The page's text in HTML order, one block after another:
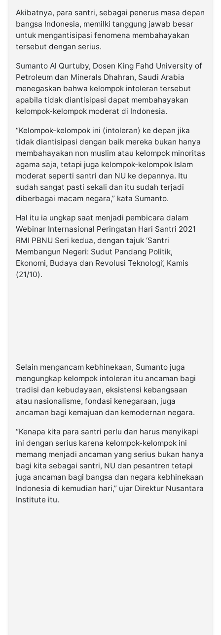
Akibatnya, para santri, sebagai penerus masa depan
bangsa Indonesia, memilki tanggung jawab besar
untuk mengantisipasi fenomena membahayakan
tersebut dengan serius.
Sumanto Al Qurtuby, Dosen King Fahd University of
Petroleum dan Minerals Dhahran, Saudi Arabia
menegaskan bahwa kelompok intoleran tersebut
apabila tidak diantisipasi dapat membahayakan
kelompok-kelompok moderat di Indonesia.
“Kelompok-kelompok ini (intoleran) ke depan jika
tidak diantisipasi dengan baik mereka bukan hanya
membahayakan non muslim atau kelompok minoritas
agama saja, tetapi juga kelompok-kelompok Islam
moderat seperti santri dan NU ke depannya. Itu
sudah sangat pasti sekali dan itu sudah terjadi
diberbagai macam negara,” kata Sumanto.
Hal itu ia ungkap saat menjadi pembicara dalam
Webinar Internasional Peringatan Hari Santri 2021
RMI PBNU Seri kedua, dengan tajuk ‘Santri
Membangun Negeri: Sudut Pandang Politik,
Ekonomi, Budaya dan Revolusi Teknologi’, Kamis
(21/10).
Selain mengancam kebhinekaan, Sumanto juga
mengungkap kelompok intoleran itu ancaman bagi
tradisi dan kebudayaan, eksistensi kebangsaan
atau nasionalisme, fondasi kenegaraan, juga
ancaman bagi kemajuan dan kemodernan negara.
“Kenapa kita para santri perlu dan harus menyikapi
ini dengan serius karena kelompok-kelompok ini
memang menjadi ancaman yang serius bukan hanya
bagi kita sebagai santri, NU dan pesantren tetapi
juga ancaman bagi bangsa dan negara kebhinekaan
Indonesia di kemudian hari,” ujar Direktur Nusantara
Institute itu.